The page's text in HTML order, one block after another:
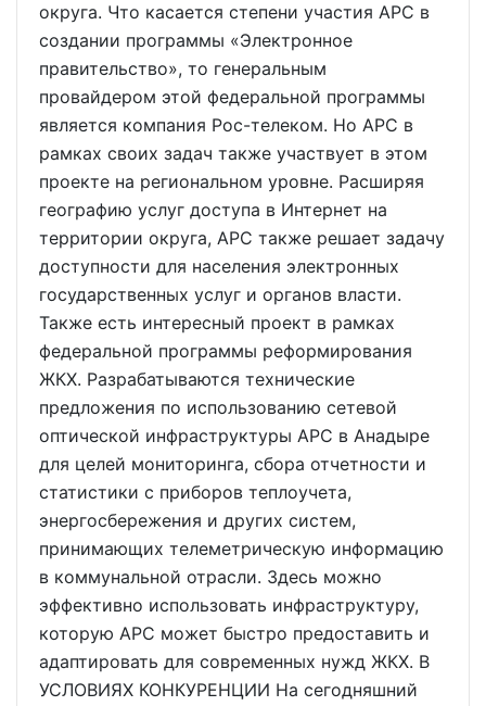
округа. Что касается степени участия АРС в
создании программы «Электронное
правительство», то генеральным
провайдером этой федеральной программы
является компания Рос-телеком. Но АРС в
рамках своих задач также участвует в этом
проекте на региональном уровне. Расширяя
географию услуг доступа в Интернет на
территории округа, АРС также решает задачу
доступности для населения электронных
государственных услуг и органов власти.
Также есть интересный проект в рамках
федеральной программы реформирования
ЖКХ. Разрабатываются технические
предложения по использованию сетевой
оптической инфраструктуры АРС в Анадыре
для целей мониторинга, сбора отчетности и
статистики с приборов теплоучета,
энергосбережения и других систем,
принимающих телеметрическую информацию
в коммунальной отрасли. Здесь можно
эффективно использовать инфраструктуру,
которую АРС может быстро предоставить и
адаптировать для современных нужд ЖКХ. В
УСЛОВИЯХ КОНКУРЕНЦИИ На сегодняшний